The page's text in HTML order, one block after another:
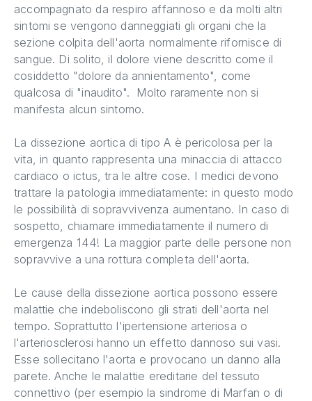
accompagnato da respiro affannoso e da molti altri
sintomi se vengono danneggiati gli organi che la
sezione colpita dell'aorta normalmente rifornisce di
sangue. Di solito, il dolore viene descritto come il
cosiddetto "dolore da annientamento", come
qualcosa di "inaudito". Molto raramente non si
manifesta alcun sintomo.
La dissezione aortica di tipo A è pericolosa per la
vita, in quanto rappresenta una minaccia di attacco
cardiaco o ictus, tra le altre cose. I medici devono
trattare la patologia immediatamente: in questo modo
le possibilità di sopravvivenza aumentano. In caso di
sospetto, chiamare immediatamente il numero di
emergenza 144! La maggior parte delle persone non
sopravvive a una rottura completa dell'aorta.
Le cause della dissezione aortica possono essere
malattie che indeboliscono gli strati dell'aorta nel
tempo. Soprattutto l'ipertensione arteriosa o
l'arteriosclerosi hanno un effetto dannoso sui vasi.
Esse sollecitano l'aorta e provocano un danno alla
parete. Anche le malattie ereditarie del tessuto
connettivo (per esempio la sindrome di Marfan o di